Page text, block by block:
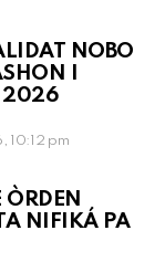
NOBO
I
2026
10:12 pm
NIFIKÁ PA